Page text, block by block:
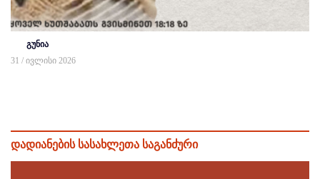
გუნია
31 / ივლისი 2026
დადიანების სასახლეთა საგანძური